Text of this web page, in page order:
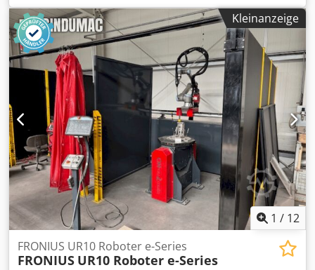
220 A 2-Takt und 4-Takt-Betrieb (Weitere technische
Details siehe Foto) Baujahr: 2021 Neu, unbenutzt
(Kaufpreis: 3.594 Euro) Spannung: 230 V, einphasig
Kleinanzeige
1 / 12
FRONIUS UR10 Roboter e-Series
FRONIUS UR10 Roboter e-Series